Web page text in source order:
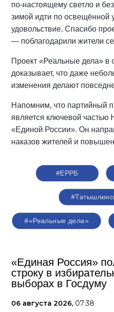
по-настоящему светло и
зимой идти по освещённой
удовольствие. Спасибо
— поблагодарили жители
Проект «Реальные дела» в
доказывает, что даже
изменения делают
Напомним, что партийный
является ключевой
«Единой России». Он
наказов жителей и
#ЕРРБ
#«Реальные дела»
«Единая Россия»
строку в
выборах в Госдуму
06 августа 2026, 07:38